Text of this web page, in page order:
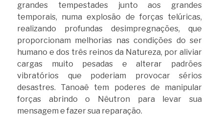
grandes tempestades junto aos grandes
temporais, numa explosão de forças telúricas,
realizando profundas desimpregnações, que
proporcionam melhorias nas condições do ser
humano e dos três reinos da Natureza, por aliviar
cargas muito pesadas e alterar padrões
vibratórios que poderiam provocar sérios
desastres. Tanoaê tem poderes de manipular
forças abrindo o Nêutron para levar sua
mensagem e fazer sua reparação.